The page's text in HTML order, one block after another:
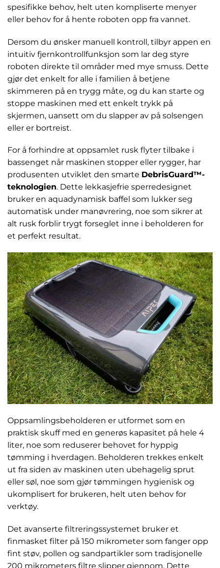
spesifikke behov, helt uten kompliserte menyer
eller behov for å hente roboten opp fra vannet.
Dersom du ønsker manuell kontroll, tilbyr appen en
intuitiv fjernkontrollfunksjon som lar deg styre
roboten direkte til områder med mye smuss. Dette
gjør det enkelt for alle i familien å betjene
skimmeren på en trygg måte, og du kan starte og
stoppe maskinen med ett enkelt trykk på
skjermen, uansett om du slapper av på solsengen
eller er bortreist.
For å forhindre at oppsamlet rusk flyter tilbake i
bassenget når maskinen stopper eller rygger, har
produsenten utviklet den smarte DebrisGuard™-
teknologien. Dette lekkasjefrie sperredesignet
bruker en aquadynamisk baffel som lukker seg
automatisk under manøvrering, noe som sikrer at
alt rusk forblir trygt forseglet inne i beholderen for
et perfekt resultat.
Oppsamlingsbeholderen er utformet som en
praktisk skuff med en generøs kapasitet på hele 4
liter, noe som reduserer behovet for hyppig
tømming i hverdagen. Beholderen trekkes enkelt
ut fra siden av maskinen uten ubehagelig sprut
eller søl, noe som gjør tømmingen hygienisk og
ukomplisert for brukeren, helt uten behov for
verktøy.
Det avanserte filtreringssystemet bruker et
finmasket filter på 150 mikrometer som fanger opp
fint støv, pollen og sandpartikler som tradisjonelle
200 mikrometers filtre slipper gjennom. Dette